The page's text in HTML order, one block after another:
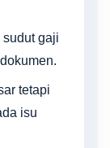
gaji
tetapi
isu